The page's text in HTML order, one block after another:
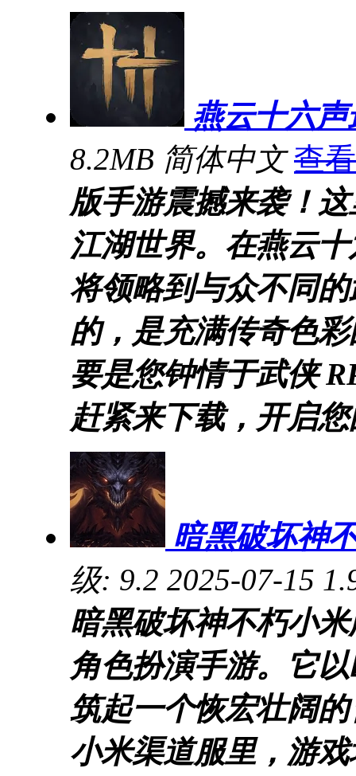
燕云十六
8.2MB 简体中文 查看
版手游震撼来袭！
江湖世界。在燕云
将领略到与众不同
的，是充满传奇色
要是您钟情于武侠
赶紧来下载，开启
暗黑破坏神
级: 9.2 2025-07-15
暗黑破坏神不朽小
角色扮演手游。它
筑起一个恢宏壮阔
小米渠道服里，游